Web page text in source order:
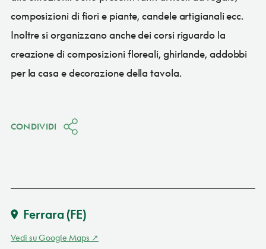
composizioni di fiori e piante, candele artigianali ecc.
Inoltre si organizzano anche dei corsi riguardo la
creazione di composizioni floreali, ghirlande, addobbi
per la casa e decorazione della tavola.
CONDIVIDI
Ferrara (FE)
Vedi su Google Maps